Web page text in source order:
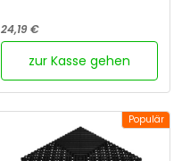
24,19 €
zur Kasse gehen
Populär